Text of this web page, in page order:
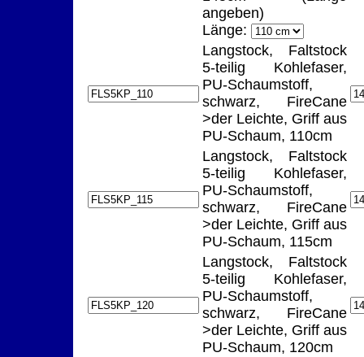
angeben)
Länge:
Langstock, Faltstock
5-teilig Kohlefaser,
PU-Schaumstoff,
schwarz, FireCane
>der Leichte, Griff aus
PU-Schaum, 110cm
Langstock, Faltstock
5-teilig Kohlefaser,
PU-Schaumstoff,
schwarz, FireCane
>der Leichte, Griff aus
PU-Schaum, 115cm
Langstock, Faltstock
5-teilig Kohlefaser,
PU-Schaumstoff,
schwarz, FireCane
>der Leichte, Griff aus
PU-Schaum, 120cm